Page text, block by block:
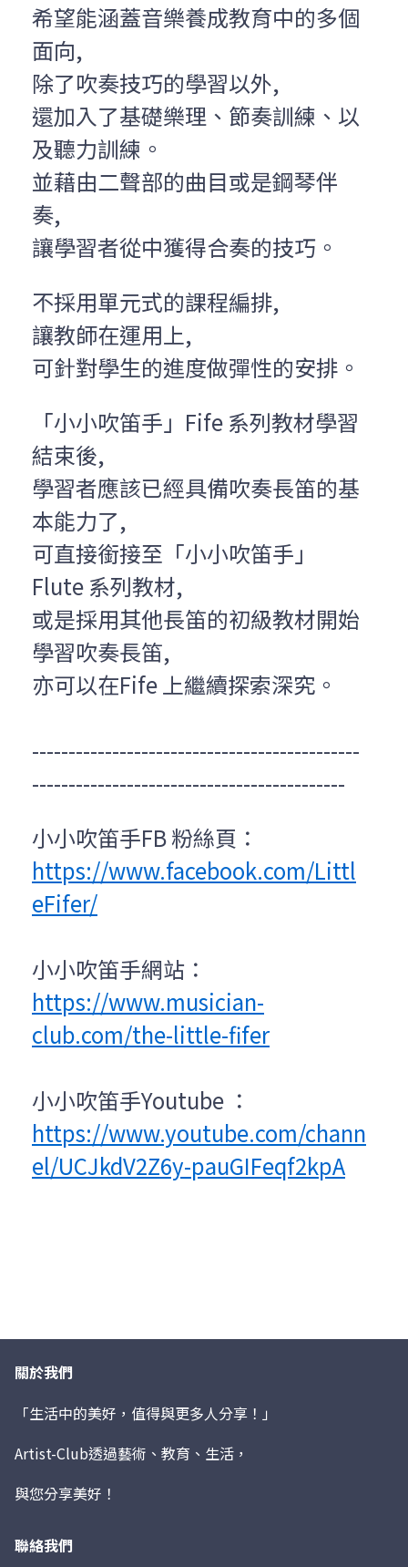
希望能涵蓋音樂養成教育中的多個
面向,
除了吹奏技巧的學習以外,
還加入了基礎樂理、節奏訓練、以
及聽力訓練。
並藉由二聲部的曲目或是鋼琴伴
奏,
讓學習者從中獲得合奏的技巧。
不採用單元式的課程編排,
讓教師在運用上,
可針對學生的進度做彈性的安排。
「小小吹笛手」Fife 系列教材學習
結束後,
學習者應該已經具備吹奏長笛的基
本能力了,
可直接銜接至「小小吹笛手」
Flute 系列教材,
或是採用其他長笛的初級教材開始
學習吹奏長笛,
亦可以在Fife 上繼續探索深究。
---------------------------------------------
-------------------------------------------
小小吹笛手FB 粉絲頁：
https://www.facebook.com/Littl
eFifer/
小小吹笛手網站：
https://www.musician-
club.com/the-little-fifer
小小吹笛手Youtube ：
https://www.youtube.com/chann
el/UCJkdV2Z6y-pauGIFeqf2kpA
關於我們
「生活中的美好，值得與更多人分享！」
Artist-Club透過藝術、教育、生活，
與您分享美好！
聯絡我們